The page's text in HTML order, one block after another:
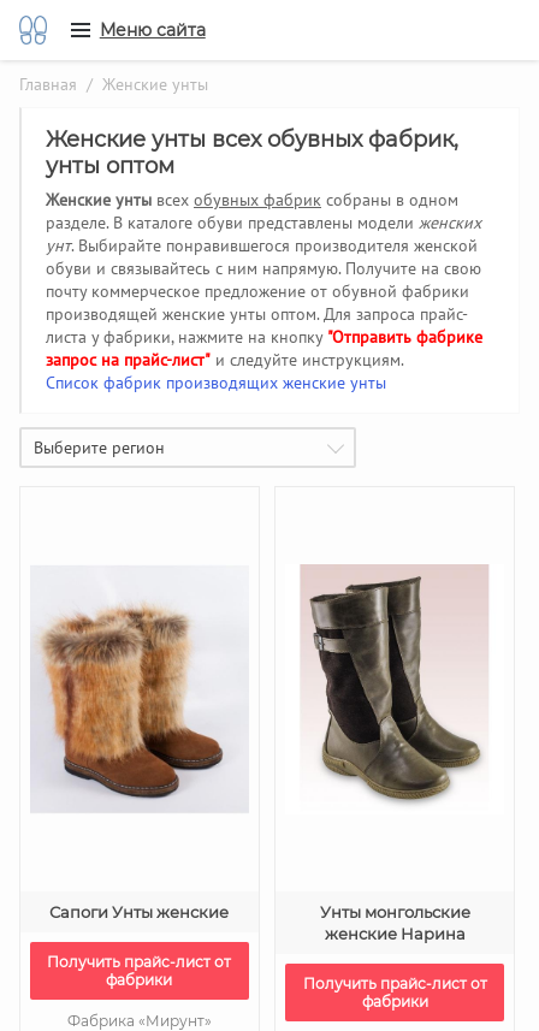
Меню сайта
Главная / Женские унты
Женские унты всех обувных фабрик,
унты оптом
Женские унты всех обувных фабрик собраны в одном
разделе. В каталоге обуви представлены модели женских
унт. Выбирайте понравившегося производителя женской
обуви и связывайтесь с ним напрямую. Получите на свою
почту коммерческое предложение от обувной фабрики
производящей женские унты оптом. Для запроса прайс-
листа у фабрики, нажмите на кнопку "Отправить фабрике
запрос на прайс-лист" и следуйте инструкциям.
Список фабрик производящих женские унты
Выберите регион
Сапоги Унты женские
Получить прайс-лист от
фабрики
Фабрика «Мирунт»
Унты монгольские
женские Нарина
Получить прайс-лист от
фабрики